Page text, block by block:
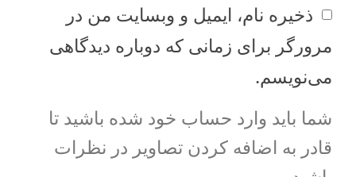
ذخیره نام، ایمیل و وبسایت من در
مرورگر برای زمانی که دوباره دیدگاهی
می‌نویسم.
شما باید وارد حساب خود شده باشید تا
قادر به اضافه کردن تصاویر در نظرات